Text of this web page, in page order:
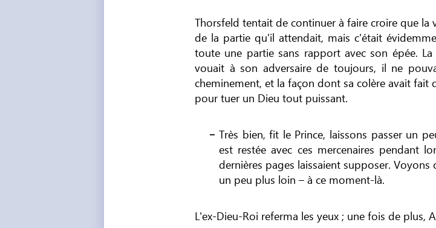
Thorsfeld tentait de continuer à faire croire que la
de la partie qu'il attendait, mais c'était
toute une partie sans rapport avec son épée.
vouait à son adversaire de toujours, il ne
cheminement, et la façon dont sa colère avait fait
pour tuer un Dieu tout puissant.
Très bien, fit le Prince, laissons passer un
est restée avec ces mercenaires pendant
dernières pages laissaient supposer.
un peu plus loin – à ce moment-là.
L'ex-Dieu-Roi referma les yeux ; une fois de plus,